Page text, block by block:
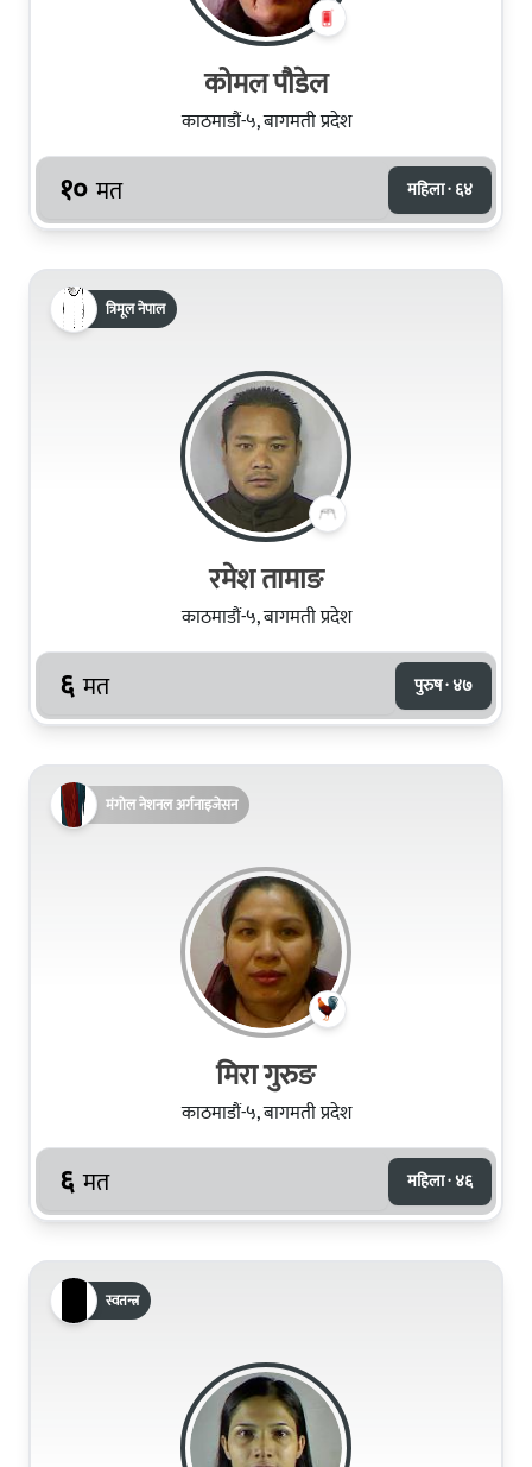
कोमल पौडेल
काठमाडौं-५, बागमती प्रदेश
१० मत महिला · ६४
त्रिमूल नेपाल
रमेश तामाङ
काठमाडौं-५, बागमती प्रदेश
६ मत पुरुष · ४७
मंगोल नेशनल अर्गनाइजेसन
मिरा गुरुङ
काठमाडौं-५, बागमती प्रदेश
६ मत महिला · ४६
स्वतन्त्र